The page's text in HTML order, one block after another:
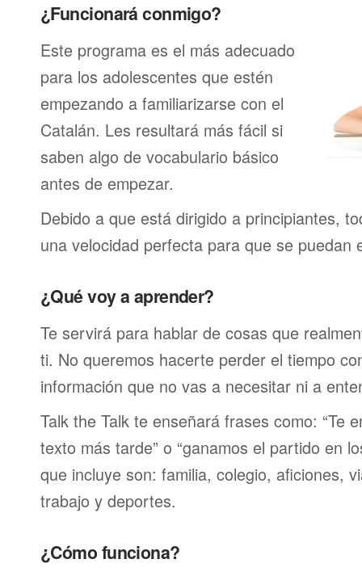
¿Funcionará conmigo?
Este programa es el más adecuado
para los adolescentes que estén
empezando a familiarizarse con el
Catalán. Les resultará más fácil si
saben algo de vocabulario básico
antes de empezar.
Debido a que está dirigido a principiantes,
una velocidad perfecta para que se puedan
¿Qué voy a aprender?
Te servirá para hablar de cosas que
ti. No queremos hacerte perder el tiempo
información que no vas a necesitar ni a
Talk the Talk te enseñará frases como: “Te
texto más tarde” o “ganamos el partido en
que incluye son: familia, colegio, aficiones,
trabajo y deportes.
¿Cómo funciona?